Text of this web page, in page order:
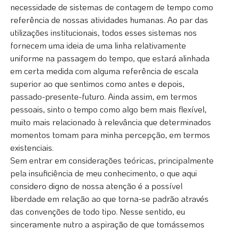
necessidade de sistemas de contagem de tempo como
referência de nossas atividades humanas. Ao par das
utilizações institucionais, todos esses sistemas nos
fornecem uma ideia de uma linha relativamente
uniforme na passagem do tempo, que estará alinhada
em certa medida com alguma referência de escala
superior ao que sentimos como antes e depois,
passado-presente-futuro. Ainda assim, em termos
pessoais, sinto o tempo como algo bem mais flexível,
muito mais relacionado à relevância que determinados
momentos tomam para minha percepção, em termos
existenciais.
Sem entrar em considerações teóricas, principalmente
pela insuficiência de meu conhecimento, o que aqui
considero digno de nossa atenção é a possível
liberdade em relação ao que torna-se padrão através
das convenções de todo tipo. Nesse sentido, eu
sinceramente nutro a aspiração de que tomássemos